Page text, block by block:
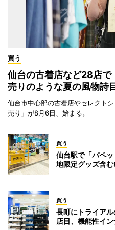
買う
仙台の古着店など28店
売りのような夏の風物詩
仙台市中心部の古着店やセレクト
売り」が8月6日、始まる。
買う
仙台駅で「パペ
地限定グッズ含
買う
長町にトライア
店目、機能性イ